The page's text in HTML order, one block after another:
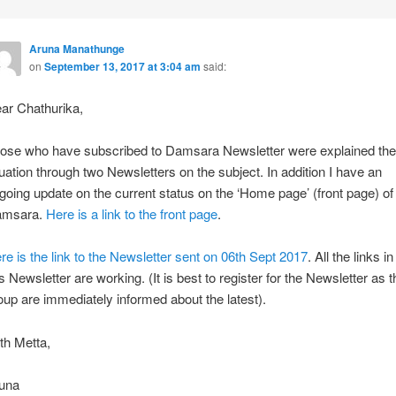
Aruna Manathunge
on September 13, 2017 at 3:04 am said:
Chathurika,
who have subscribed to Damsara Newsletter were explained the
through two Newsletters on the subject. In addition I have an
update on the current status on the ‘Home page’ (front page) of
Here is a link to the front page.
is the link to the Newsletter sent on 06th Sept 2017. All the links in
Newsletter are working. (It is best to register for the Newsletter as
are immediately informed about the latest).
Metta,